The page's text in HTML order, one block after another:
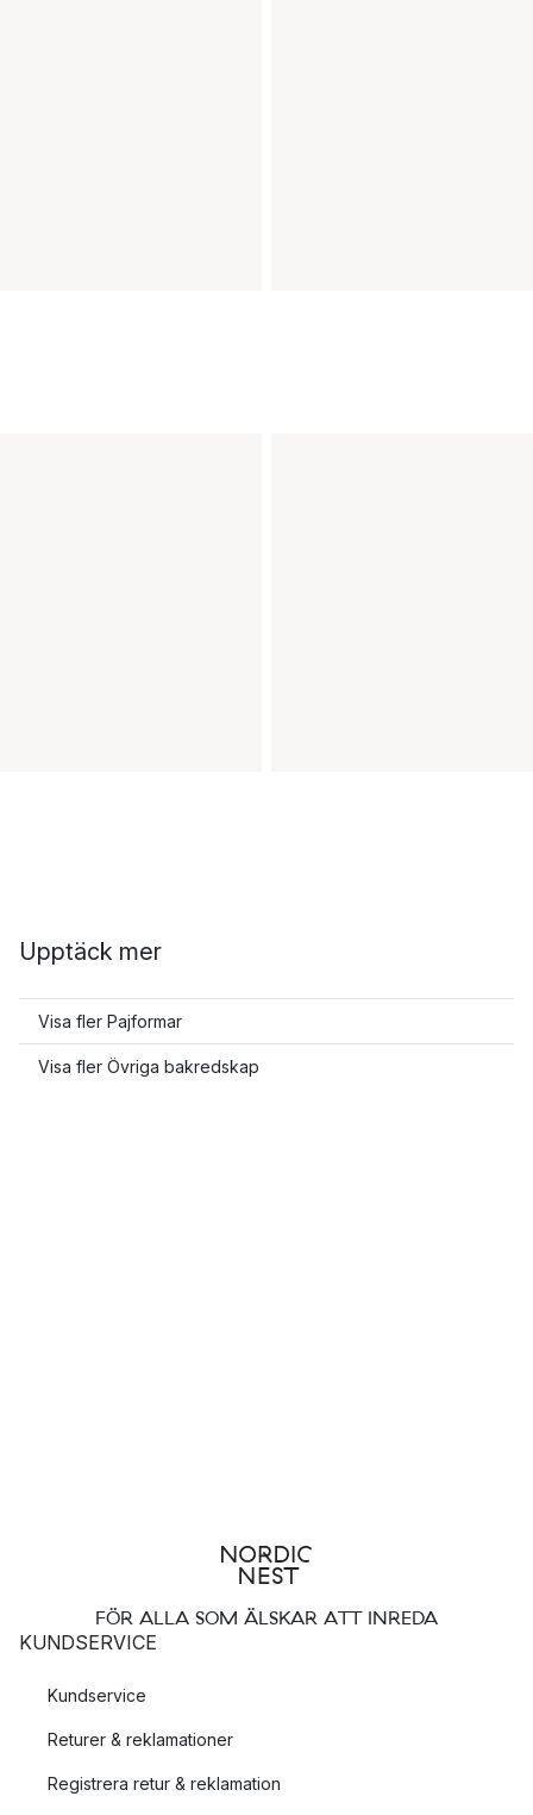
Upptäck mer
Visa fler Pajformar
Visa fler Övriga bakredskap
FÖR ALLA SOM ÄLSKAR ATT INREDA
KUNDSERVICE
Kundservice
Returer & reklamationer
Registrera retur & reklamation